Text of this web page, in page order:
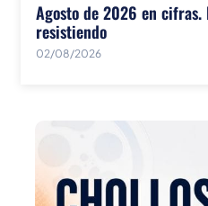
Agosto de 2026 en
resistiendo
02/08/2026